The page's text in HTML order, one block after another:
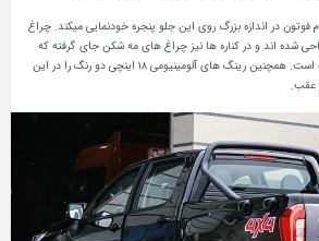
فوتون در اندازه بزرگ روی این جلو پنجره خودنمایی میکند. چراغ
شده اند و در کناره ها نیز چراغ های مه شکن جای گرفته که
حاشیه آن ها نیز کرومی طراحی شده است. همچنین رینگ های آلومینیومی ۱۸ اینچی دو رنگ را در این
عقب.